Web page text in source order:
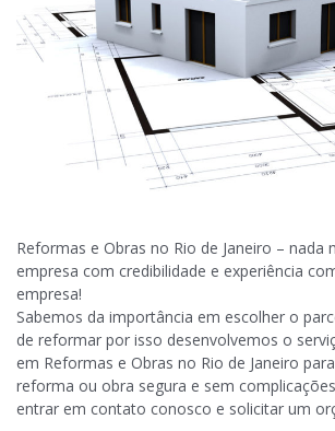
Reformas e Obras no Rio de Janeiro – nada
empresa com credibilidade e experiência
empresa!
Sabemos da importância em escolher o
de reformar por isso desenvolvemos o
em Reformas e Obras no Rio de Janeiro
reforma ou obra segura e sem
entrar em contato conosco e solicitar um